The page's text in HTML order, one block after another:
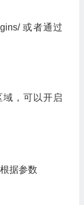
或者通过
域，可以开启
据参数